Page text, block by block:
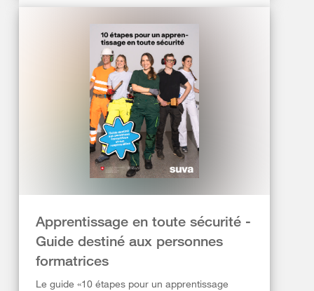
Apprentissage en toute sécurité -
Guide destiné aux personnes
formatrices
Le guide «10 étapes pour un apprentissage